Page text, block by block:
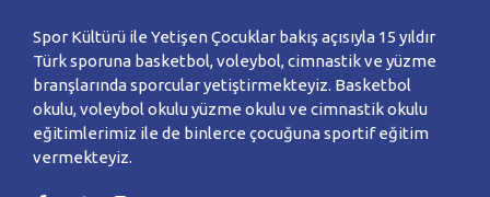
Spor Kültürü ile Yetişen Çocuklar bakış açısıyla 15 yıldır
Türk sporuna basketbol, voleybol, cimnastik ve yüzme
branşlarında sporcular yetiştirmekteyiz. Basketbol
okulu, voleybol okulu yüzme okulu ve cimnastik okulu
eğitimlerimiz ile de binlerce çocuğuna sportif eğitim
vermekteyiz.